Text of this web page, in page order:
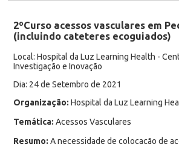
2ºCurso acessos vasculares em
(incluindo cateteres ecoguiados)
Local: Hospital da Luz Learning Health -
Investigação e Inovação
Dia: 24 de Setembro de 2021
Organização: Hospital da Luz Learning
Temática: Acessos Vasculares
Resumo: A necessidade de colocação de